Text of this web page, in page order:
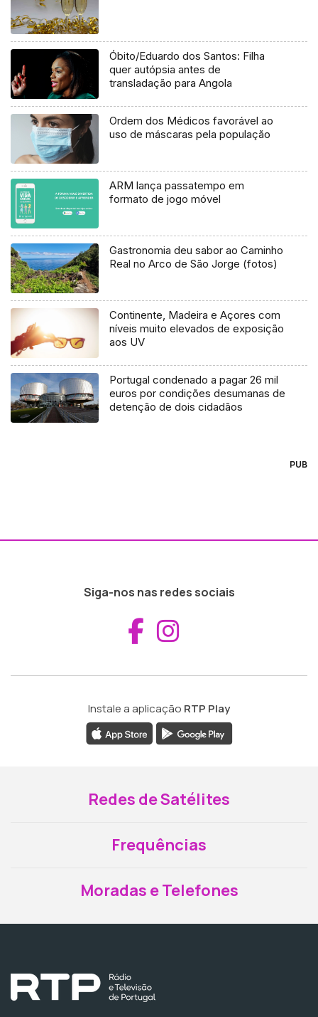
Óbito/Eduardo dos Santos: Filha
quer autópsia antes de
transladação para Angola
Ordem dos Médicos favorável ao
uso de máscaras pela população
ARM lança passatempo em
formato de jogo móvel
Gastronomia deu sabor ao Caminho
Real no Arco de São Jorge (fotos)
Continente, Madeira e Açores com
níveis muito elevados de exposição
aos UV
Portugal condenado a pagar 26 mil
euros por condições desumanas de
detenção de dois cidadãos
PUB
Siga-nos nas redes sociais
Aceder ao
Instale a aplicação RTP Play
Redes de Satélites
Frequências
Moradas e Telefones